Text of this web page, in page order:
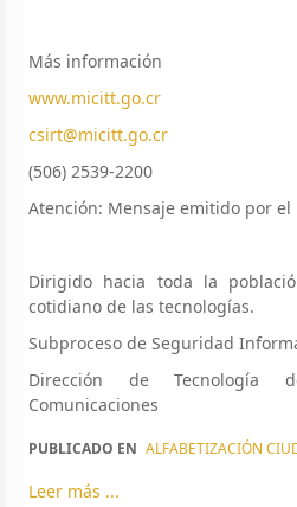
Más información
www.micitt.go.cr
csirt@micitt.go.cr
(506) 2539-2200
Atención: Mensaje emitido por el
Dirigido hacia toda la
cotidiano de las tecnologías.
Subproceso de Seguridad
Dirección de
Comunicaciones
PUBLICADO EN ALFABETIZACIÓN
Leer más ...